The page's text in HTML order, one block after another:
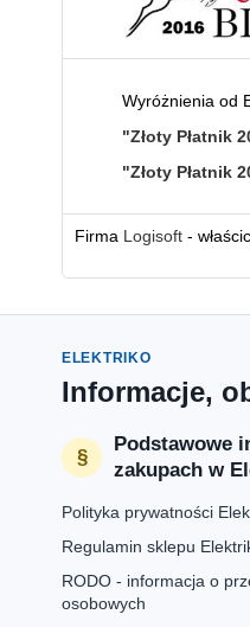
Wyróżnienia od
"Złoty Płatnik
"Złoty Płatnik
Firma Logisoft -
ELEKTRIKO
Informacje,
Podstawowe
zakupach w
Polityka prywatności
Regulamin sklepu
RODO - informacja o
osobowych